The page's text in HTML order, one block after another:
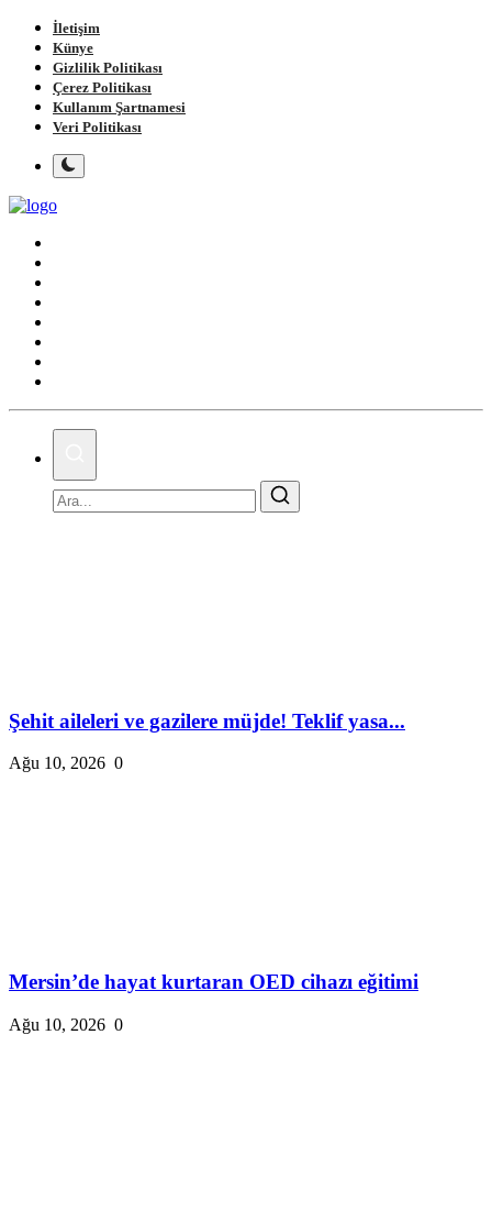
İletişim
Künye
Gizlilik Politikası
Çerez Politikası
Kullanım Şartnamesi
Veri Politikası
Şehit aileleri ve gazilere müjde! Teklif yasa...
Ağu 10, 2026 0
Mersin’de hayat kurtaran OED cihazı eğitimi
Ağu 10, 2026 0